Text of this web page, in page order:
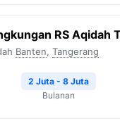
RS Aqidah
Banten, Tangerang
2 Juta - 8 Juta
Bulanan